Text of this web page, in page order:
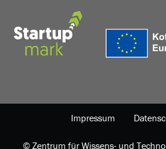
Impressum
© Zentrum für Wissens- und